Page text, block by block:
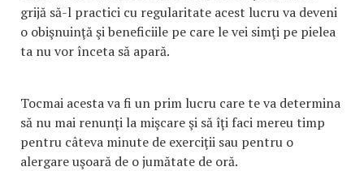
grijă să-l practici cu regularitate acest lucru va deveni
o obişnuinţă şi beneficiile pe care le vei simţi pe pielea
ta nu vor înceta să apară.
Tocmai acesta va fi un prim lucru care te va determina
să nu mai renunţi la mişcare şi să îţi faci mereu timp
pentru câteva minute de exerciţii sau pentru o
alergare uşoară de o jumătate de oră.